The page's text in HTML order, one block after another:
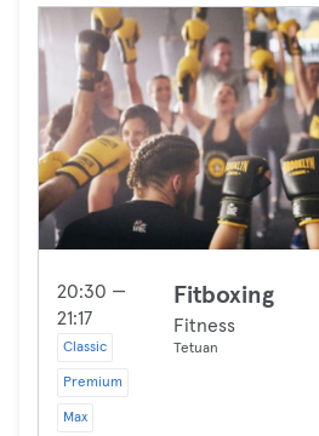
20:30 —
21:17
Classic
Premium
Max
Fitboxing
Fitness
Tetuan